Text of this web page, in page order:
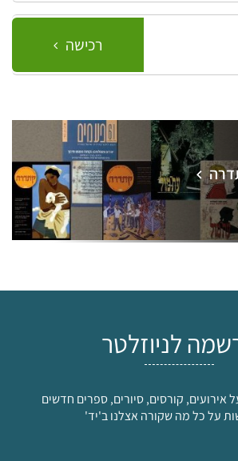
רכישה
לניוזלטר
אירועים, קורסים, סיורים, ספרים חדשים
על כל מה שקורה אצלנו ב'יד'